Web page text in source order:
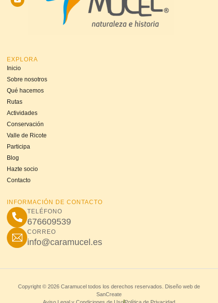
EXPLORA
Inicio
Sobre nosotros
Qué hacemos
Rutas
Actividades
Conservación
Valle de Ricote
Participa
Blog
Hazte socio
Contacto
INFORMACIÓN DE CONTACTO
TELÉFONO
676609539
CORREO
info@caramucel.es
Copyright © 2026 Caramucel todos los derechos reservados. Diseño web de
SanCreate